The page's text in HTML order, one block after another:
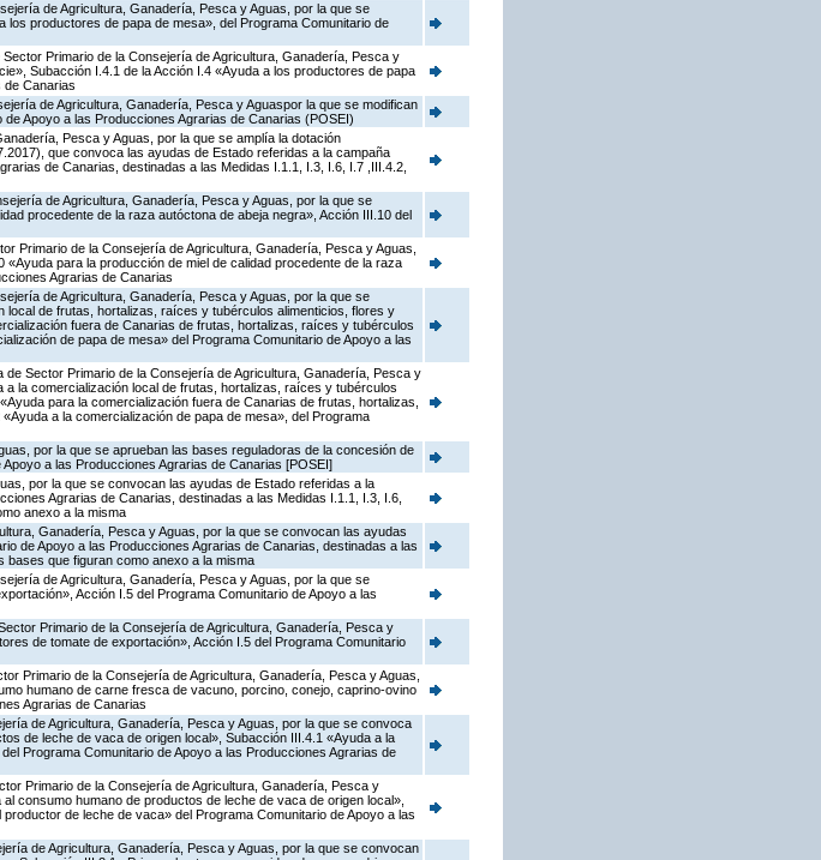
de Agricultura, Ganadería, Pesca y Aguas, por la que se
productores de papa de mesa», del Programa Comunitario de
Primario de la Consejería de Agricultura, Ganadería, Pesca y
Subacción I.4.1 de la Acción I.4 «Ayuda a los productores de papa
de Canarias
de Agricultura, Ganadería, Pesca y Aguaspor la que se modifican
Apoyo a las Producciones Agrarias de Canarias (POSEI)
Pesca y Aguas, por la que se amplía la dotación
que convoca las ayudas de Estado referidas a la campaña
de Canarias, destinadas a las Medidas I.1.1, I.3, I.6, I.7 ,III.4.2,
de Agricultura, Ganadería, Pesca y Aguas, por la que se
procedente de la raza autóctona de abeja negra», Acción III.10 del
Primario de la Consejería de Agricultura, Ganadería, Pesca y Aguas,
para la producción de miel de calidad procedente de la raza
Agrarias de Canarias
de Agricultura, Ganadería, Pesca y Aguas, por la que se
de frutas, hortalizas, raíces y tubérculos alimenticios, flores y
fuera de Canarias de frutas, hortalizas, raíces y tubérculos
de papa de mesa» del Programa Comunitario de Apoyo a las
Sector Primario de la Consejería de Agricultura, Ganadería, Pesca y
la comercialización local de frutas, hortalizas, raíces y tubérculos
para la comercialización fuera de Canarias de frutas, hortalizas,
a la comercialización de papa de mesa», del Programa
por la que se aprueban las bases reguladoras de la concesión de
a las Producciones Agrarias de Canarias [POSEI]
por la que se convocan las ayudas de Estado referidas a la
Agrarias de Canarias, destinadas a las Medidas I.1.1, I.3, I.6,
anexo a la misma
Ganadería, Pesca y Aguas, por la que se convocan las ayudas
de Apoyo a las Producciones Agrarias de Canarias, destinadas a las
bases que figuran como anexo a la misma
de Agricultura, Ganadería, Pesca y Aguas, por la que se
Acción I.5 del Programa Comunitario de Apoyo a las
Primario de la Consejería de Agricultura, Ganadería, Pesca y
de tomate de exportación», Acción I.5 del Programa Comunitario
Primario de la Consejería de Agricultura, Ganadería, Pesca y Aguas,
humano de carne fresca de vacuno, porcino, conejo, caprino-ovino
Agrarias de Canarias
de Agricultura, Ganadería, Pesca y Aguas, por la que se convoca
de leche de vaca de origen local», Subacción III.4.1 «Ayuda a la
Programa Comunitario de Apoyo a las Producciones Agrarias de
Primario de la Consejería de Agricultura, Ganadería, Pesca y
consumo humano de productos de leche de vaca de origen local»,
de leche de vaca» del Programa Comunitario de Apoyo a las
de Agricultura, Ganadería, Pesca y Aguas, por la que se convocan